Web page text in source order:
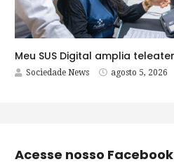
Sociedade News agosto 5, 2026
Acesse nosso Facebook